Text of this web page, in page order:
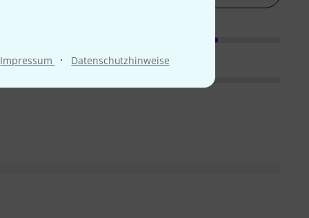
Impressum · Datenschutzhinweise